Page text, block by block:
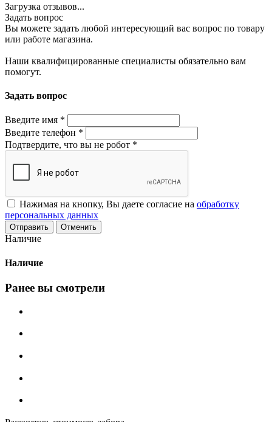
Загрузка отзывов...
Задать вопрос
Вы можете задать любой интересующий вас вопрос по товару
или работе магазина.
Наши квалифицированные специалисты обязательно вам
помогут.
Задать вопрос
Введите имя *
Введите телефон *
Подтвердите, что вы не робот *
Нажимая на кнопку, Вы даете согласие на обработку
персональных данных
Отменить
Наличие
Наличие
Ранее вы смотрели